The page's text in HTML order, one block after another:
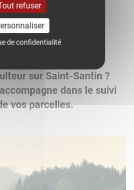
heure par heure
sur Saint-Santin ?
dans le suivi
vos parcelles.
refuser
de confidentialité